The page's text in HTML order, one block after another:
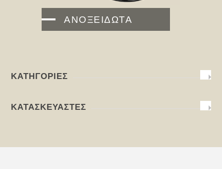
ΑΝΟΞΕΙΔΩΤΑ
ΚΑΤΗΓΟΡΊΕΣ
ΚΑΤΑΣΚΕΥΑΣΤΈΣ